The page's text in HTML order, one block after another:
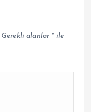
Gerekli alanlar *ile